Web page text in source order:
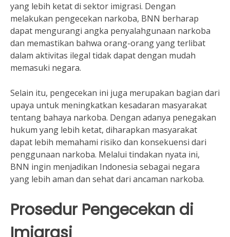
yang lebih ketat di sektor imigrasi. Dengan
melakukan pengecekan narkoba, BNN berharap
dapat mengurangi angka penyalahgunaan narkoba
dan memastikan bahwa orang-orang yang terlibat
dalam aktivitas ilegal tidak dapat dengan mudah
memasuki negara.
Selain itu, pengecekan ini juga merupakan bagian dari
upaya untuk meningkatkan kesadaran masyarakat
tentang bahaya narkoba. Dengan adanya penegakan
hukum yang lebih ketat, diharapkan masyarakat
dapat lebih memahami risiko dan konsekuensi dari
penggunaan narkoba. Melalui tindakan nyata ini,
BNN ingin menjadikan Indonesia sebagai negara
yang lebih aman dan sehat dari ancaman narkoba.
Prosedur Pengecekan di